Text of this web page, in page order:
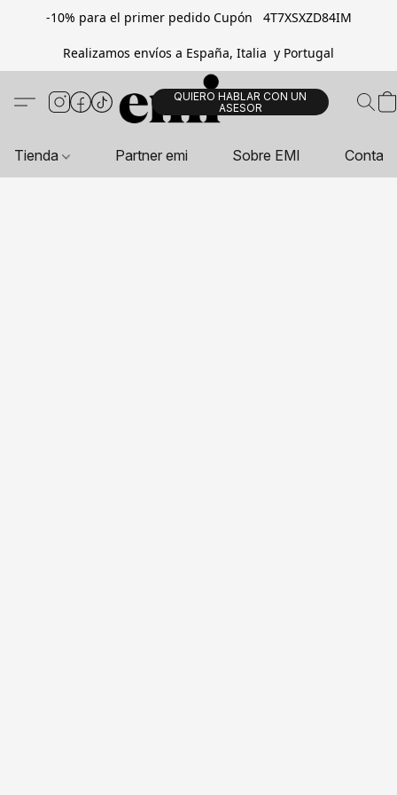
-10% para el primer pedido Cupón 4T7XSXZD84IM
Realizamos envíos a España, Italia y Portugal
QUIERO HABLAR CON UN
ASESOR
Tienda Partner emi Sobre EMI